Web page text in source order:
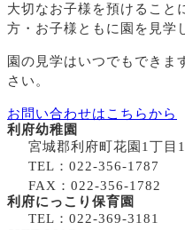
大切なお子様を預けること
方・お子様ともに園を見学
園の見学はいつでもできま
さい。
お問い合わせはこちらから
利府幼稚園
宮城郡利府町花園1丁目
TEL：022-356-1787
FAX：022-356-1782
利府にっこり保育園
TEL：022-369-3181